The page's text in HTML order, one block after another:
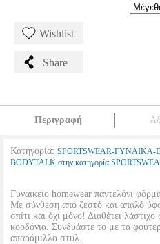
Wishlist
Share
Περιγραφή
Κατηγορία: SPORTSWEAR-
BODYTALK στην κατηγορία
Γυναικείο homewear παντελόνι
Με σύνθεση από ζεστό και απαλό
σπίτι και όχι μόνο! Διαθέτει
κορδόνια. Συνδυάστε το με τα
απαράμιλλο στυλ.